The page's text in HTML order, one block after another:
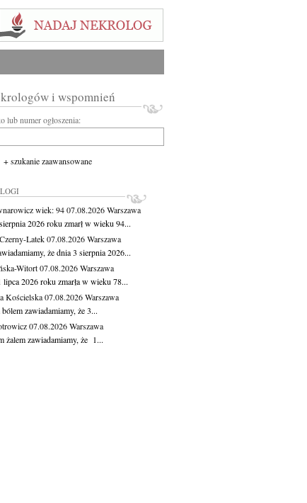
i wspomnień
lub numer ogłoszenia:
+ szukanie zaawansowane
wiek: 9407.08.2026Warszawa
2026 roku zmarł w wieku 94...
Latek07.08.2026Warszawa
że dnia 3 sierpnia 2026...
Witort07.08.2026Warszawa
2026 roku zmarła w wieku 78...
Kościelska07.08.2026Warszawa
zawiadamiamy, że 3...
07.08.2026Warszawa
żalem zawiadamiamy, że 1...